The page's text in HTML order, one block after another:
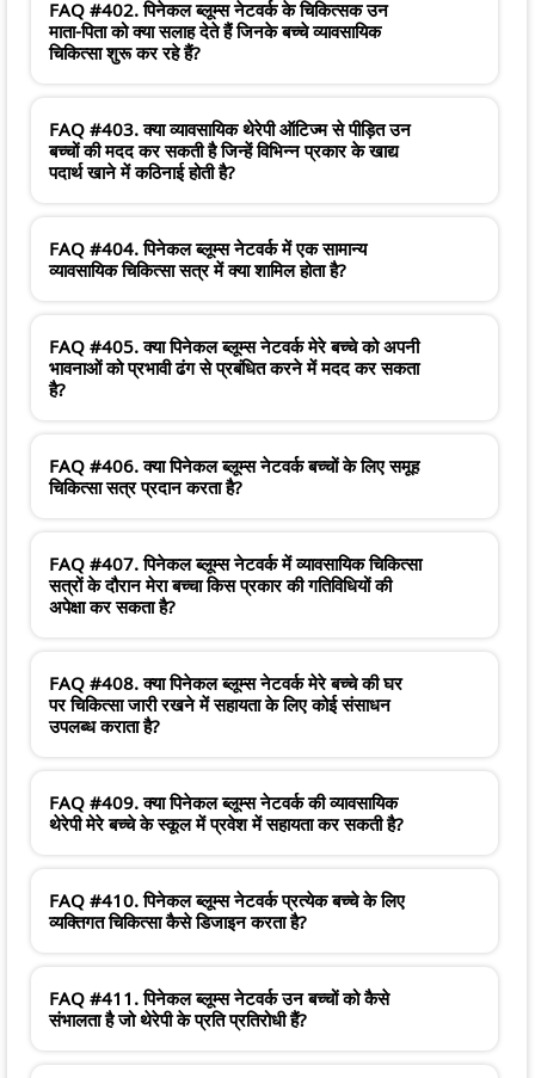
FAQ #402. पिनेकल ब्लूम्स नेटवर्क के चिकित्सक उन
माता-पिता को क्या सलाह देते हैं जिनके बच्चे व्यावसायिक
चिकित्सा शुरू कर रहे हैं?
FAQ #403. क्या व्यावसायिक थेरेपी ऑटिज्म से पीड़ित उन
बच्चों की मदद कर सकती है जिन्हें विभिन्न प्रकार के खाद्य
पदार्थ खाने में कठिनाई होती है?
FAQ #404. पिनेकल ब्लूम्स नेटवर्क में एक सामान्य
व्यावसायिक चिकित्सा सत्र में क्या शामिल होता है?
FAQ #405. क्या पिनेकल ब्लूम्स नेटवर्क मेरे बच्चे को अपनी
भावनाओं को प्रभावी ढंग से प्रबंधित करने में मदद कर सकता
है?
FAQ #406. क्या पिनेकल ब्लूम्स नेटवर्क बच्चों के लिए समूह
चिकित्सा सत्र प्रदान करता है?
FAQ #407. पिनेकल ब्लूम्स नेटवर्क में व्यावसायिक चिकित्सा
सत्रों के दौरान मेरा बच्चा किस प्रकार की गतिविधियों की
अपेक्षा कर सकता है?
FAQ #408. क्या पिनेकल ब्लूम्स नेटवर्क मेरे बच्चे की घर
पर चिकित्सा जारी रखने में सहायता के लिए कोई संसाधन
उपलब्ध कराता है?
FAQ #409. क्या पिनेकल ब्लूम्स नेटवर्क की व्यावसायिक
थेरेपी मेरे बच्चे के स्कूल में प्रवेश में सहायता कर सकती है?
FAQ #410. पिनेकल ब्लूम्स नेटवर्क प्रत्येक बच्चे के लिए
व्यक्तिगत चिकित्सा कैसे डिजाइन करता है?
FAQ #411. पिनेकल ब्लूम्स नेटवर्क उन बच्चों को कैसे
संभालता है जो थेरेपी के प्रति प्रतिरोधी हैं?